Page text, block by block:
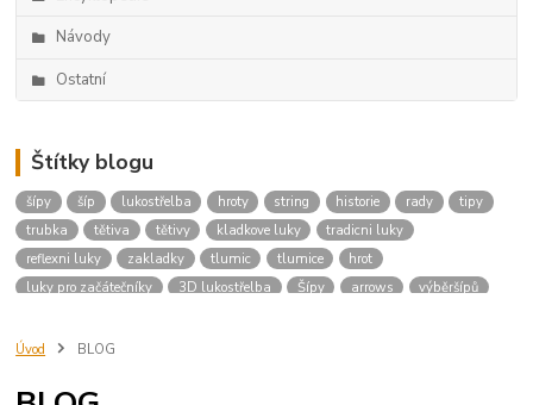
Návody
Ostatní
Štítky blogu
šípy šíp lukostřelba hroty string historie rady
tipy
trubka
tětiva tětivy kladkove luky
tradicni luky
reflexni luky
zakladky tlumic tlumice
hrot
luky pro začátečníky
3D lukostřelba Šípy arrows
výběršípů
kuše
střelba
luky
prislusenstvi
Úvod BLOG